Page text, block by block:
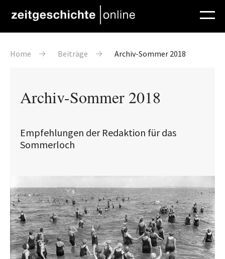
Pfadnavigation
Home Beiträge Archiv-Sommer 2018
Archiv-Sommer 2018
Empfehlungen der Redaktion für das
Sommerloch